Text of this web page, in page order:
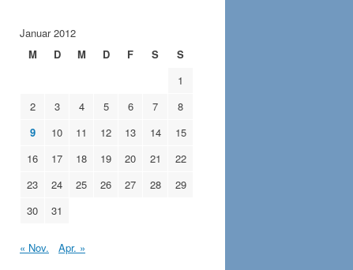
Januar 2012
M
D M D F S
S
1
2
3 4 5 6 7
8
9
10 11 12 13 14
15
16
17 18 19 20 21
22
23
24 25 26 27 28
29
30
31
« Nov. Apr. »